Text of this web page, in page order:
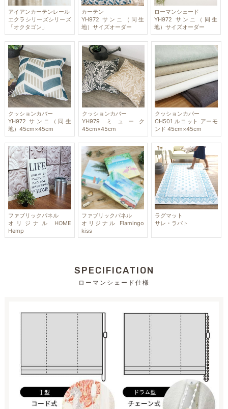
アイアンカーテンレール
エクラシリーズシリーズ
「オクタゴン」
カーテン
YH972 サンニ（同生
地）サイズオーダー
ローマンシェード
YH972 サンニ（同生
地）サイズオーダー
クッションカバー
YH972 サンニ（同生
地）45cm×45cm
クッションカバー
YH979 ミューク
45cm×45cm
クッションカバー
CH501 ルコット アーモ
ンド 45cm×45cm
ファブリックパネル
オリジナル HOME
Hemp
ファブリックパネル
オリジナル Flamingo
kiss
ラグマット
サレ・ラバト
SPECIFICATION
ローマンシェード仕様